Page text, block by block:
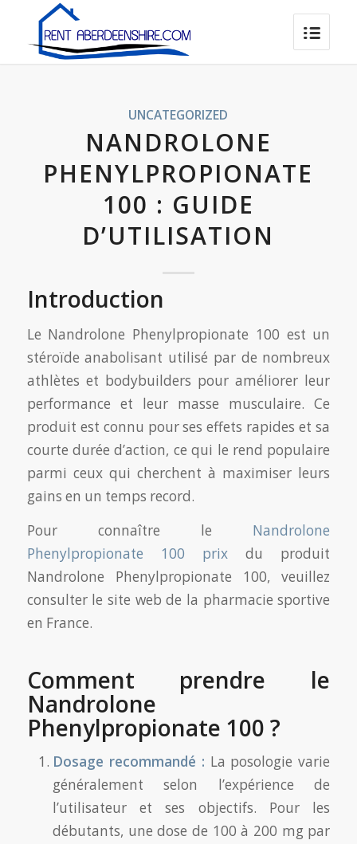
UNCATEGORIZED
NANDROLONE
PHENYLPROPIONATE
100 : GUIDE
D’UTILISATION
Introduction
Le Nandrolone Phenylpropionate 100 est un
stéroïde anabolisant utilisé par de nombreux
athlètes et bodybuilders pour améliorer leur
performance et leur masse musculaire. Ce
produit est connu pour ses effets rapides et sa
courte durée d’action, ce qui le rend populaire
parmi ceux qui cherchent à maximiser leurs
gains en un temps record.
Pour connaître le Nandrolone
Phenylpropionate 100 prix du produit
Nandrolone Phenylpropionate 100, veuillez
consulter le site web de la pharmacie sportive
en France.
Comment prendre le
Nandrolone
Phenylpropionate 100 ?
Dosage recommandé : La posologie varie
généralement selon l’expérience de
l’utilisateur et ses objectifs. Pour les
débutants, une dose de 100 à 200 mg par